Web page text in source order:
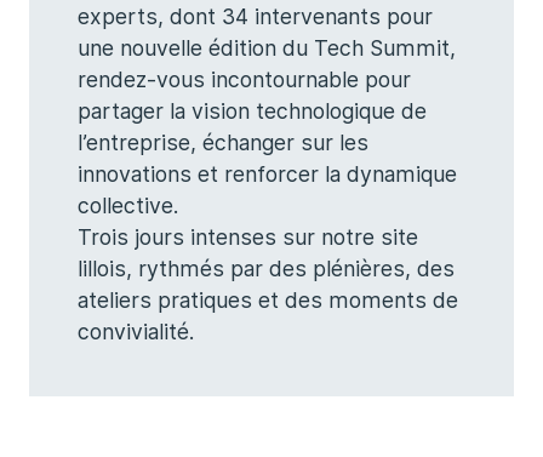
experts, dont 34 intervenants pour
une nouvelle édition du Tech Summit,
rendez-vous incontournable pour
partager la vision technologique de
l’entreprise, échanger sur les
innovations et renforcer la dynamique
collective.
Trois jours intenses sur notre site
lillois, rythmés par des plénières, des
ateliers pratiques et des moments de
convivialité.